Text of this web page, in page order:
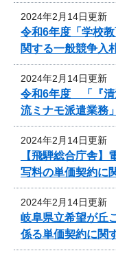
2024年2月14日更新
令和6年度「学校
関する一般競争入
2024年2月14日更新
令和6年度 「『清
流ミナモ派遣業務
2024年2月14日更新
【飛騨総合庁舎
写料の単価契約に
2024年2月14日更新
岐阜県立希望が丘
係る単価契約に関